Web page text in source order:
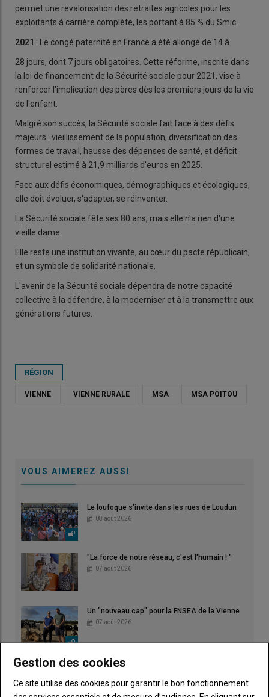
permet une revalorisation des retraites agricoles pour les
exploitants à carrière complète, les portant à 85 % du Smic.
2021 : Le congé paternité en France a été allongé de 14 à
28 jours, dont 7 jours obligatoires. Cette réforme, inscrite dans
la loi de financement de la Sécurité sociale pour 2021, vise à
renforcer l'implication des pères dès les premiers jours de la vie
de l'enfant.
Malgré son succès, la Sécurité sociale fait face à des défis
majeurs : vieillissement de la population, diversification des
formes de travail, hausse des dépenses de santé, et déficit
structurel estimé à 21,9 milliards d'euros en 2025.
Face aux défis économiques, démographiques et écologiques,
elle doit évoluer, s'adapter, se réinventer.
La Sécurité sociale fête ses 80 ans, mais elle n'a rien d'une
vieille dame.
Elle reste une institution vivante, au cœur du pacte républicain,
et un symbole de solidarité nationale.
L'avenir de la Sécurité sociale dépendra de notre capacité
collective à la défendre, à la moderniser et à la transmettre aux
générations futures.
RÉGION
VIENNE VIENNE RURALE MSA MSA POITOU
VOUS AIMEREZ AUSSI
Le loufoque s'invite dans les rues de Loudun
08 août 2026
"La force de notre réseau, c'est l'humain ! "
07 août 2026
Un "nouveau cap" pour la FNSEA de la Vienne
07 août 2026
Face à la crise, trois mesures pour alléger la
04 août 2026
Gestion des cookies
Ce site utilise des cookies pour garantir le bon fonctionnement